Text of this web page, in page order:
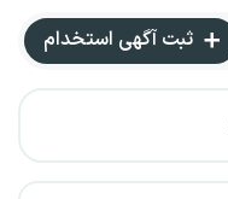
ثبت آگهی استخدام